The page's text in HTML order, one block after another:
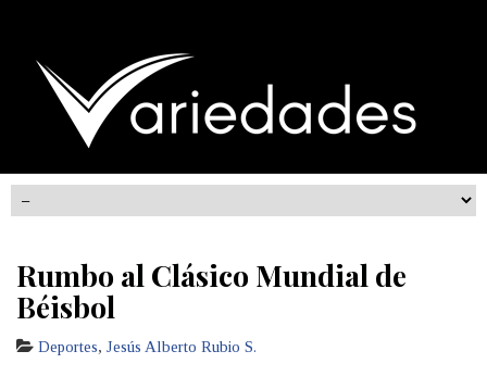
Rumbo al Clásico Mundial de
Béisbol
Deportes, Jesús Alberto Rubio S.